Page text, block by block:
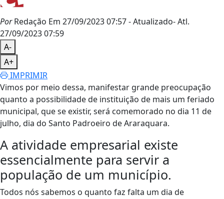
PorRedação Em 27/09/2023 07:57- Atualizado- Atl.
27/09/2023 07:59
A-
A+
IMPRIMIR
Vimos por meio dessa, manifestar grande preocupação
quanto a possibilidade de instituição de mais um feriado
municipal, que se existir, será comemorado no dia 11 de
julho, dia do Santo Padroeiro de Araraquara.
A atividade empresarial existe
essencialmente para servir a
população de um município.
Todos nós sabemos o quanto faz falta um dia de